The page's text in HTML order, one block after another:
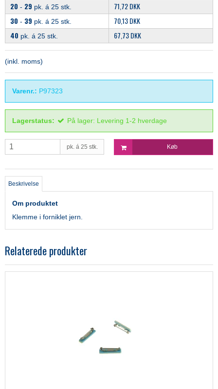
20 - 29 pk. á 25 stk.
71,72 DKK
30 - 39 pk. á 25 stk.
70,13 DKK
40 pk. á 25 stk. 67,73 DKK
(inkl. moms)
Varenr.: P97323
Lagerstatus: På lager: Levering 1-2 hverdage
pk. á 25 stk. Køb
Beskrivelse
Om produktet
Klemme i forniklet jern.
Relaterede produkter